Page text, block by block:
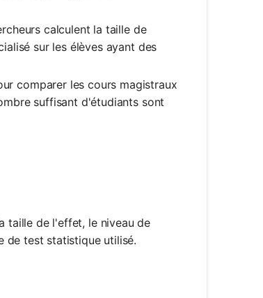
calculent la taille de
sur les élèves ayant des
comparer les cours magistraux
suffisant d'étudiants sont
taille de l'effet, le niveau de
de test statistique utilisé.